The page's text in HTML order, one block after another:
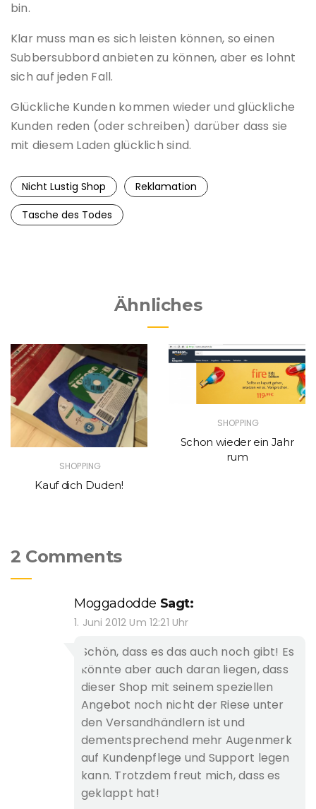
bin.
Klar muss man es sich leisten können, so einen
Subbersubbord anbieten zu können, aber es lohnt
sich auf jeden Fall.
Glückliche Kunden kommen wieder und glückliche
Kunden reden (oder schreiben) darüber dass sie
mit diesem Laden glücklich sind.
Nicht Lustig Shop
Reklamation
Tasche des Todes
Ähnliches
SHOPPING
Kauf dich Duden!
SHOPPING
Schon wieder ein Jahr
rum
2 Comments
Moggadodde Sagt:
1. Juni 2012 Um 12:21 Uhr
Schön, dass es das auch noch gibt! Es
könnte aber auch daran liegen, dass
dieser Shop mit seinem speziellen
Angebot noch nicht der Riese unter
den Versandhändlern ist und
dementsprechend mehr Augenmerk
auf Kundenpflege und Support legen
kann. Trotzdem freut mich, dass es
geklappt hat!